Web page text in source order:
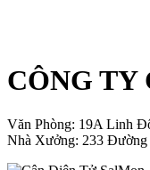
CÔNG TY
Văn Phòng: 19A Linh
Nhà Xưởng: 233